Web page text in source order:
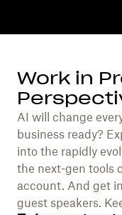
Work in
AI will change
business ready?
into the rapidly
the next-gen tools
account. And get
guest speakers.